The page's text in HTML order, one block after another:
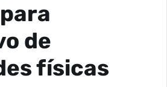
de
físicas